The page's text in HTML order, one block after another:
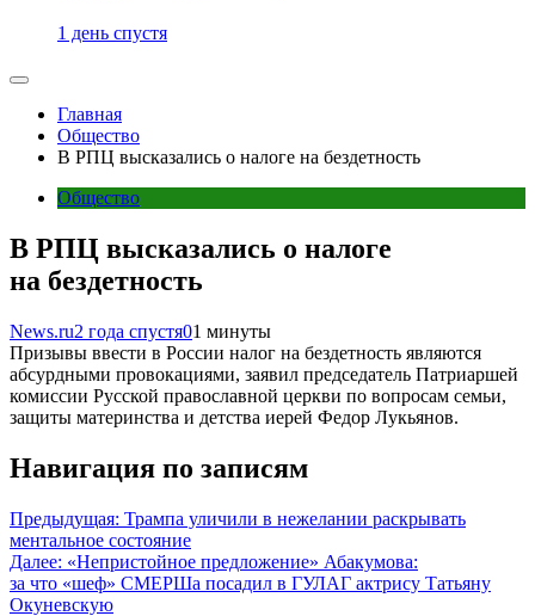
1 день спустя
Главная
Общество
В РПЦ высказались о налоге на бездетность
Общество
В РПЦ высказались о налоге
на бездетность
News.ru2 года спустя01 минуты
Призывы ввести в России налог на бездетность являются
абсурдными провокациями, заявил председатель Патриаршей
комиссии Русской православной церкви по вопросам семьи,
защиты материнства и детства иерей Федор Лукьянов.
Навигация по записям
Предыдущая: Трампа уличили в нежелании раскрывать
ментальное состояние
Далее: «Непристойное предложение» Абакумова:
за что «шеф» СМЕРШа посадил в ГУЛАГ актрису Татьяну
Окуневскую